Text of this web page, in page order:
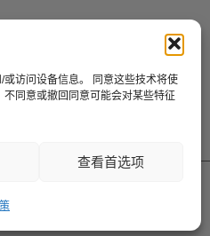
访问设备信息。 同意这些技术将使
同意或撤回同意可能会对某些特征
查看首选项